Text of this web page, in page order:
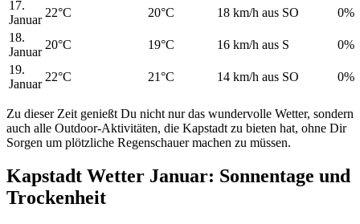
17.
Januar
22°C 20°C 18 km/h aus SO
0%
18.
Januar
20°C 19°C 16 km/h aus S
0%
19.
Januar
22°C 21°C 14 km/h aus SO 0%
Zu dieser Zeit genießt Du nicht nur das wundervolle Wetter, sondern
auch alle Outdoor-Aktivitäten, die Kapstadt zu bieten hat, ohne Dir
Sorgen um plötzliche Regenschauer machen zu müssen.
Kapstadt Wetter Januar: Sonnentage und
Trockenheit